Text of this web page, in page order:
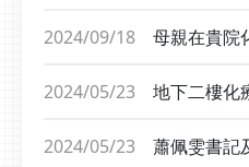
呂醫師可以
可以減少奔
2024/09/18
母親在貴院
安心的感覺
助，並仔細
2024/05/23
地下二樓化
獎。
2024/05/23
蕭佩雯書記